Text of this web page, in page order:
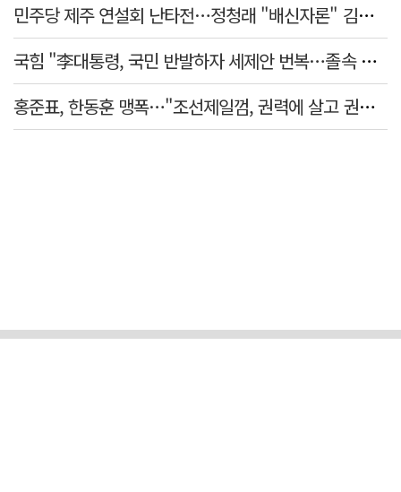
민주당 제주 연설회 난타전…정청래 "배신자론" 김민석 "관리 무능"
국힘 "李대통령, 국민 반발하자 세제안 번복…졸속 국정 즉각 중단"
홍준표, 한동훈 맹폭…"조선제일껌, 권력에 살고 권력에 죽었다"